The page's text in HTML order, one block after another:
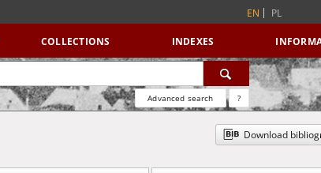
EN PL
COLLECTIONS INDEXES
Advanced search ?
Download